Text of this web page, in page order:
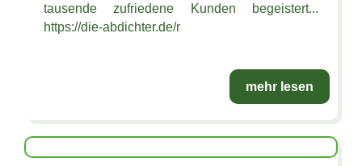
tausende zufriedene Kunden begeistert...
https://die-abdichter.de/r
mehr lesen